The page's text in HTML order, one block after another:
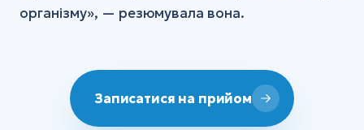
організму», — резюмувала вона.
Записатися на прийом